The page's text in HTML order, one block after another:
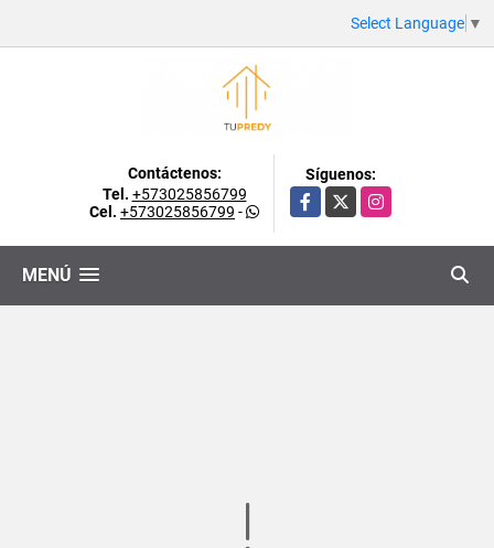
Select Language ▼
Contáctenos:
Tel. +573025856799
Cel. +573025856799 -
Síguenos:
Facebook
X Instagram
MENÚ